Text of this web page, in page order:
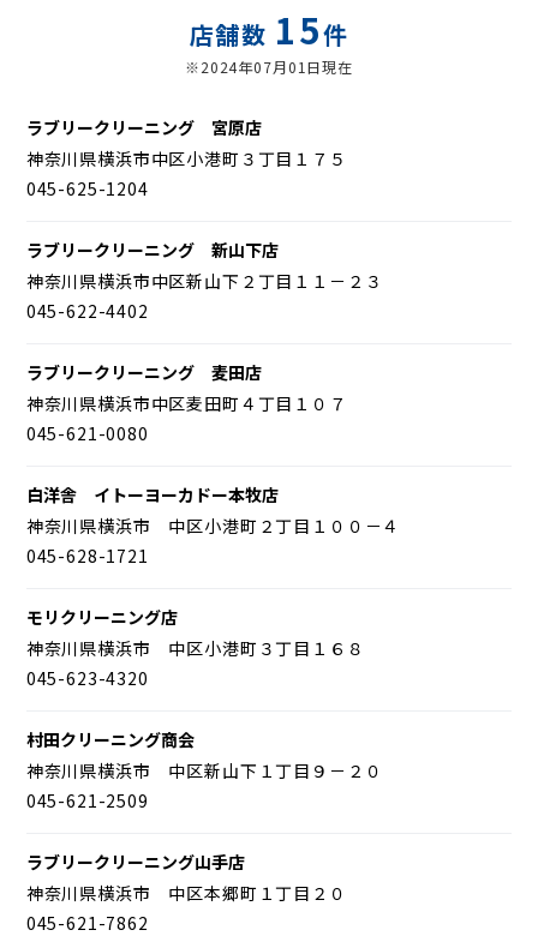
店舗数 15件
※2024年07月01日現在
ラブリークリーニング 宮原店
神奈川県横浜市中区小港町３丁目１７５
045-625-1204
ラブリークリーニング 新山下店
神奈川県横浜市中区新山下２丁目１１－２３
045-622-4402
ラブリークリーニング 麦田店
神奈川県横浜市中区麦田町４丁目１０７
045-621-0080
白洋舎 イトーヨーカドー本牧店
神奈川県横浜市 中区小港町２丁目１００－４
045-628-1721
モリクリーニング店
神奈川県横浜市 中区小港町３丁目１６８
045-623-4320
村田クリーニング商会
神奈川県横浜市 中区新山下１丁目９－２０
045-621-2509
ラブリークリーニング山手店
神奈川県横浜市 中区本郷町１丁目２０
045-621-7862